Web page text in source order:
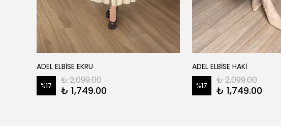
ADEL ELBİSE EKRU
%17 ₺ 2,099.00
₺ 1,749.00
ADEL ELBİSE HAKİ
%17 ₺ 2,099.00
₺ 1,749.00